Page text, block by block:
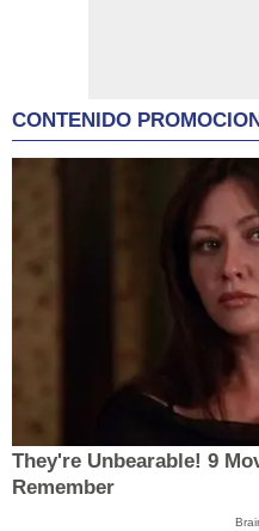
CONTENIDO
They're Unbearable! 9
Remember